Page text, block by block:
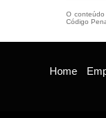
O
Código
Home